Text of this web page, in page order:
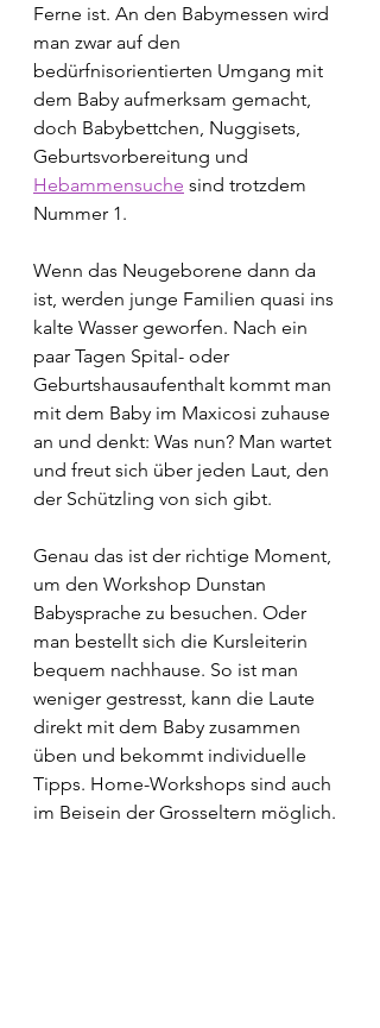
Ferne ist. An den Babymessen wird
man zwar auf den
bedürfnisorientierten Umgang mit
dem Baby aufmerksam gemacht,
doch Babybettchen, Nuggisets,
Geburtsvorbereitung und
Hebammensuche sind trotzdem
Nummer 1.
Wenn das Neugeborene dann da
ist, werden junge Familien quasi ins
kalte Wasser geworfen. Nach ein
paar Tagen Spital- oder
Geburtshausaufenthalt kommt man
mit dem Baby im Maxicosi zuhause
an und denkt: Was nun? Man wartet
und freut sich über jeden Laut, den
der Schützling von sich gibt.
Genau das ist der richtige Moment,
um den Workshop Dunstan
Babysprache zu besuchen. Oder
man bestellt sich die Kursleiterin
bequem nachhause. So ist man
weniger gestresst, kann die Laute
direkt mit dem Baby zusammen
üben und bekommt individuelle
Tipps. Home-Workshops sind auch
im Beisein der Grosseltern möglich.